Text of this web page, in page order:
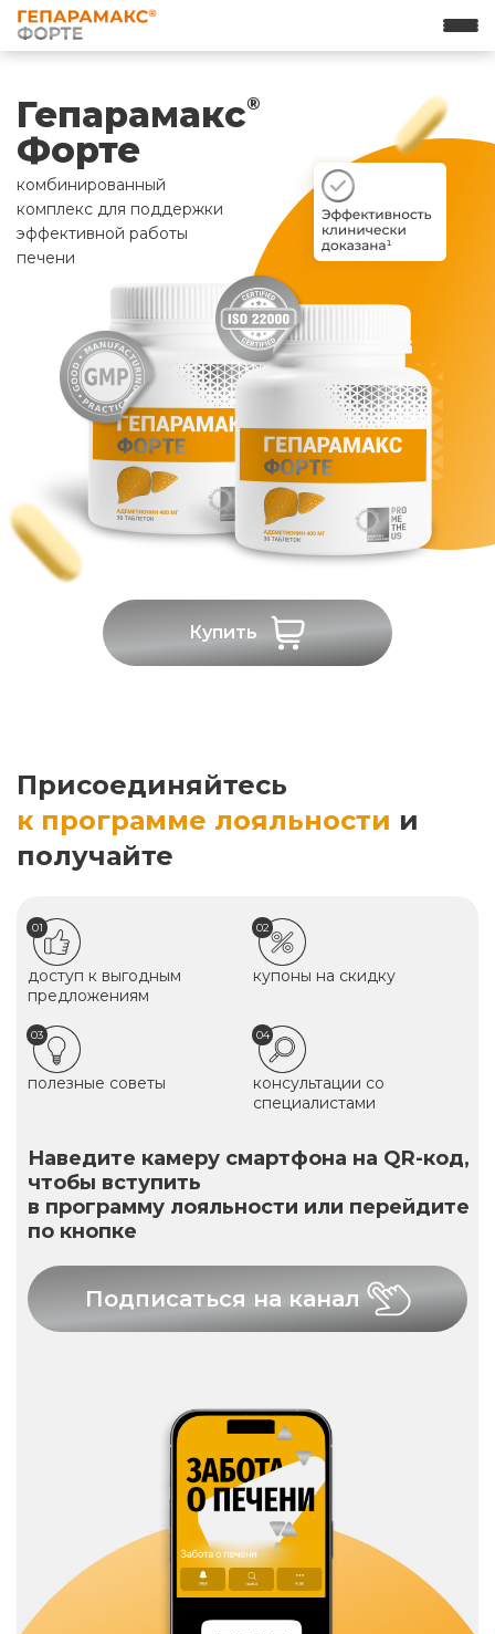
Гепарамакс®
Форте
комбинированный
комплекс для поддержки
эффективной работы
печени
Купить
Присоединяйтесь
к программе лояльности и
получайте
01
доступ к выгодным
предложениям
02
купоны на скидку
03
полезные советы
04
консультации со
специалистами
Наведите камеру смартфона на QR-код,
чтобы вступить
в программу лояльности или перейдите
по кнопке
Подписаться на канал